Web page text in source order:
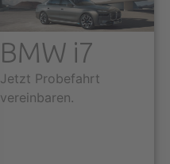
BMW i7
Jetzt Probefahrt
vereinbaren.